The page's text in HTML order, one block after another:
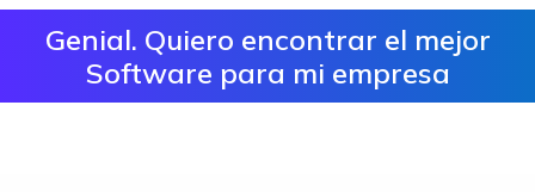
Genial. Quiero encontrar el mejor
Software para mi empresa